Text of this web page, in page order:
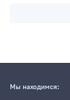
Мы находимся: